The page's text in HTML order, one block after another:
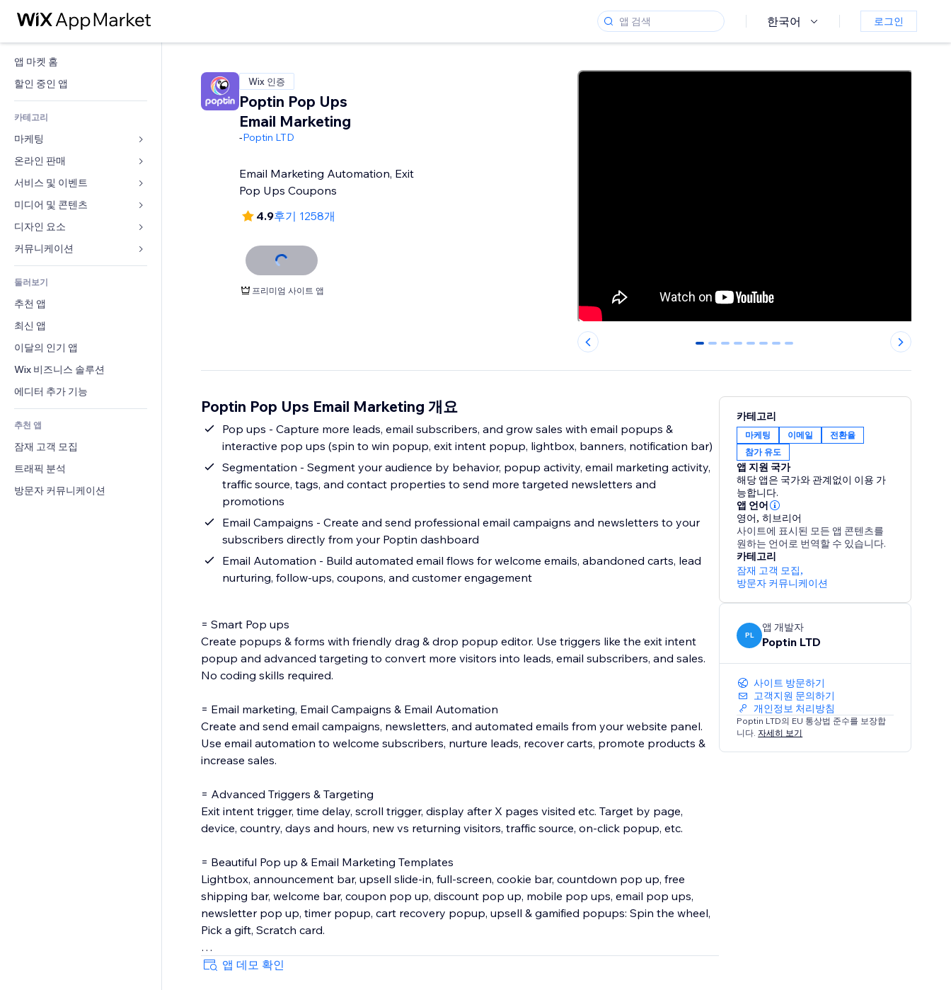
한국어 로그인
앱 마켓 홈
할인 중인 앱
카테고리
마케팅
광고
모바일
사이트 통계
사이트 목록
이메일
온라인 판매
쇼핑몰 관련 앱
배송
판매 버튼
회계
쿠폰 및 로열티
창고 서비스
식품 및 음료
서비스 및 이벤트
호텔
이벤트
음식점
부동산
예약
미디어 및 콘텐츠
갤러리
뮤직
팟캐스트
사진
동영상
PDF
파일 공유
소식
디자인 요소
지도 및 내비게이션
개인정보 및 보안
시계
페이지 템플릿
이미지 효과
버튼 & 메뉴
배너 및 배지
계산기
검색
일기예보
차트 및 표
양식
블로그
설문
채팅
메모
전화번호
커뮤니티
평가와 후기
CRM
둘러보기
추천 앱
최신 앱
이달의 인기 앱
Wix 비즈니스 솔루션
에디터 추가 기능
추천 앱
잠재 고객 모집
트래픽 분석
방문자 커뮤니케이션
Wix 인증
Poptin Pop Ups
Email Marketing
-Poptin LTD
Email Marketing Automation, Exit
Pop Ups Coupons
4.9후기 1258개
프리미엄 사이트 앱
0 1 2 3 4 5 6 7
Poptin Pop Ups Email Marketing 개요
Pop ups - Capture more leads, email subscribers, and grow sales with email popups &
interactive pop ups (spin to win popup, exit intent popup, lightbox, banners, notification bar)
Segmentation - Segment your audience by behavior, popup activity, email marketing activity,
traffic source, tags, and contact properties to send more targeted newsletters and
promotions
Email Campaigns - Create and send professional email campaigns and newsletters to your
subscribers directly from your Poptin dashboard
Email Automation - Build automated email flows for welcome emails, abandoned carts, lead
nurturing, follow-ups, coupons, and customer engagement
= Smart Pop ups
Create popups & forms with friendly drag & drop popup editor. Use triggers like the exit intent
popup and advanced targeting to convert more visitors into leads, email subscribers, and sales.
No coding skills required.
= Email marketing, Email Campaigns & Email Automation
Create and send email campaigns, newsletters, and automated emails from your website panel.
Use email automation to welcome subscribers, nurture leads, recover carts, promote products &
increase sales.
= Advanced Triggers & Targeting
Exit intent trigger, time delay, scroll trigger, display after X pages visited etc. Target by page,
device, country, days and hours, new vs returning visitors, traffic source, on-click popup, etc.
= Beautiful Pop up & Email Marketing Templates
Lightbox, announcement bar, upsell slide-in, full-screen, cookie bar, countdown pop up, free
shipping bar, welcome bar, coupon pop up, discount pop up, mobile pop ups, email pop ups,
newsletter pop up, timer popup, cart recovery popup, upsell & gamified popups: Spin the wheel,
Pick a gift, Scratch card.
70+ Integrations
앱 데모 확인
카테고리
마케팅 이메일
전환율
참가 유도
앱 지원 국가
해당 앱은 국가와 관계없이 이용 가
능합니다.
앱 언어
영어,히브리어
사이트에 표시된 모든 앱 콘텐츠를
원하는 언어로 번역할 수 있습니다.
카테고리
잠재 고객 모집,
방문자 커뮤니케이션
PL
앱 개발자
Poptin LTD
사이트 방문하기
고객지원 문의하기
개인정보 처리방침
Poptin LTD의 EU 통상법 준수를 보장합
니다.자세히 보기